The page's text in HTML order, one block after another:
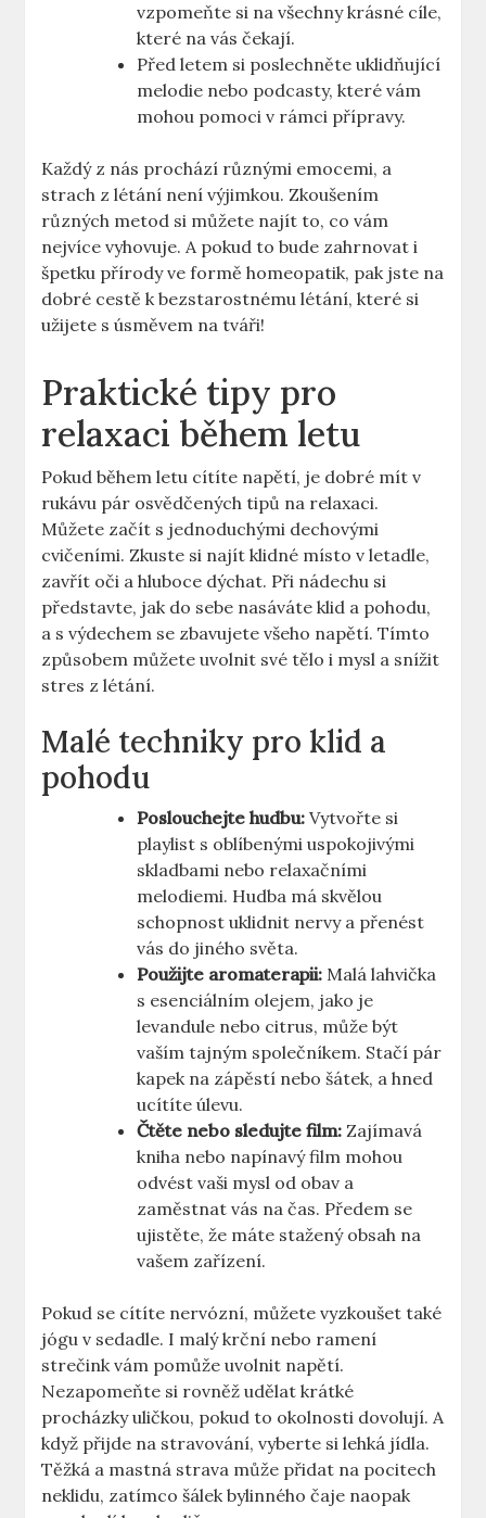
vzpomeňte si na všechny krásné cíle,
které na vás čekají.
Před letem si poslechněte uklidňující
melodie nebo podcasty, které vám
mohou pomoci v rámci přípravy.
Každý z nás prochází různými emocemi, a
strach z létání není výjimkou. Zkoušením
různých metod si můžete najít to, co vám
nejvíce vyhovuje. A pokud to bude zahrnovat i
špetku přírody ve formě homeopatik, pak jste na
dobré cestě k bezstarostnému létání, které si
užijete s úsměvem na tváři!
Praktické tipy pro
relaxaci během letu
Pokud během letu cítíte napětí, je dobré mít v
rukávu pár osvědčených tipů na relaxaci.
Můžete začít s jednoduchými dechovými
cvičeními. Zkuste si najít klidné místo v letadle,
zavřít oči a hluboce dýchat. Při nádechu si
představte, jak do sebe nasáváte klid a pohodu,
a s výdechem se zbavujete všeho napětí. Tímto
způsobem můžete uvolnit své tělo i mysl a snížit
stres z létání.
Malé techniky pro klid a
pohodu
Poslouchejte hudbu: Vytvořte si
playlist s oblíbenými uspokojivými
skladbami nebo relaxačními
melodiemi. Hudba má skvělou
schopnost uklidnit nervy a přenést
vás do jiného světa.
Použijte aromaterapii: Malá lahvička
s esenciálním olejem, jako je
levandule nebo citrus, může být
vaším tajným společníkem. Stačí pár
kapek na zápěstí nebo šátek, a hned
ucítíte úlevu.
Čtěte nebo sledujte film: Zajímavá
kniha nebo napínavý film mohou
odvést vaši mysl od obav a
zaměstnat vás na čas. Předem se
ujistěte, že máte stažený obsah na
vašem zařízení.
Pokud se cítíte nervózní, můžete vyzkoušet také
jógu v sedadle. I malý krční nebo ramení
strečink vám pomůže uvolnit napětí.
Nezapomeňte si rovněž udělat krátké
procházky uličkou, pokud to okolnosti dovolují. A
když přijde na stravování, vyberte si lehká jídla.
Těžká a mastná strava může přidat na pocitech
neklidu, zatímco šálek bylinného čaje naopak